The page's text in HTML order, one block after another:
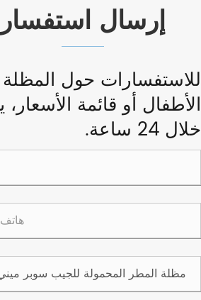
إرسال استفسار
للاستفسارات حول المظلة
الأطفال أو قائمة
خلال 24 ساعة.